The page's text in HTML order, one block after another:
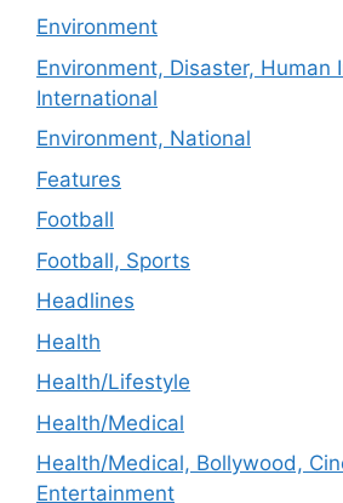
Environment
Environment, Disaster, Human
International
Environment, National
Features
Football
Football, Sports
Headlines
Health
Health/Lifestyle
Health/Medical
Health/Medical, Bollywood,
Entertainment